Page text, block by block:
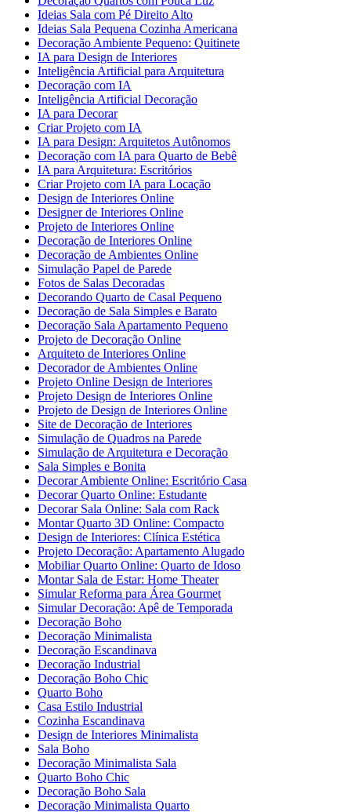
Ideias Sala com Pé Direito Alto
Ideias Sala Pequena Cozinha Americana
Decoração Ambiente Pequeno: Quitinete
IA para Design de Interiores
Inteligência Artificial para Arquitetura
Decoração com IA
Inteligência Artificial Decoração
IA para Decorar
Criar Projeto com IA
IA para Design: Arquitetos Autônomos
Decoração com IA para Quarto de Bebê
IA para Arquitetura: Escritórios
Criar Projeto com IA para Locação
Design de Interiores Online
Designer de Interiores Online
Projeto de Interiores Online
Decoração de Interiores Online
Decoração de Ambientes Online
Simulação Papel de Parede
Fotos de Salas Decoradas
Decorando Quarto de Casal Pequeno
Decoração de Sala Simples e Barato
Decoração Sala Apartamento Pequeno
Projeto de Decoração Online
Arquiteto de Interiores Online
Decorador de Ambientes Online
Projeto Online Design de Interiores
Projeto Design de Interiores Online
Projeto de Design de Interiores Online
Site de Decoração de Interiores
Simulação de Quadros na Parede
Simulação de Arquitetura e Decoração
Sala Simples e Bonita
Decorar Ambiente Online: Escritório Casa
Decorar Quarto Online: Estudante
Decorar Sala Online: Sala com Rack
Montar Quarto 3D Online: Compacto
Design de Interiores: Clínica Estética
Projeto Decoração: Apartamento Alugado
Mobiliar Quarto Online: Quarto de Idoso
Montar Sala de Estar: Home Theater
Simular Reforma para Área Gourmet
Simular Decoração: Apê de Temporada
Decoração Boho
Decoração Minimalista
Decoração Escandinava
Decoração Industrial
Decoração Boho Chic
Quarto Boho
Casa Estilo Industrial
Cozinha Escandinava
Design de Interiores Minimalista
Sala Boho
Decoração Minimalista Sala
Quarto Boho Chic
Decoração Boho Sala
Decoração Minimalista Quarto